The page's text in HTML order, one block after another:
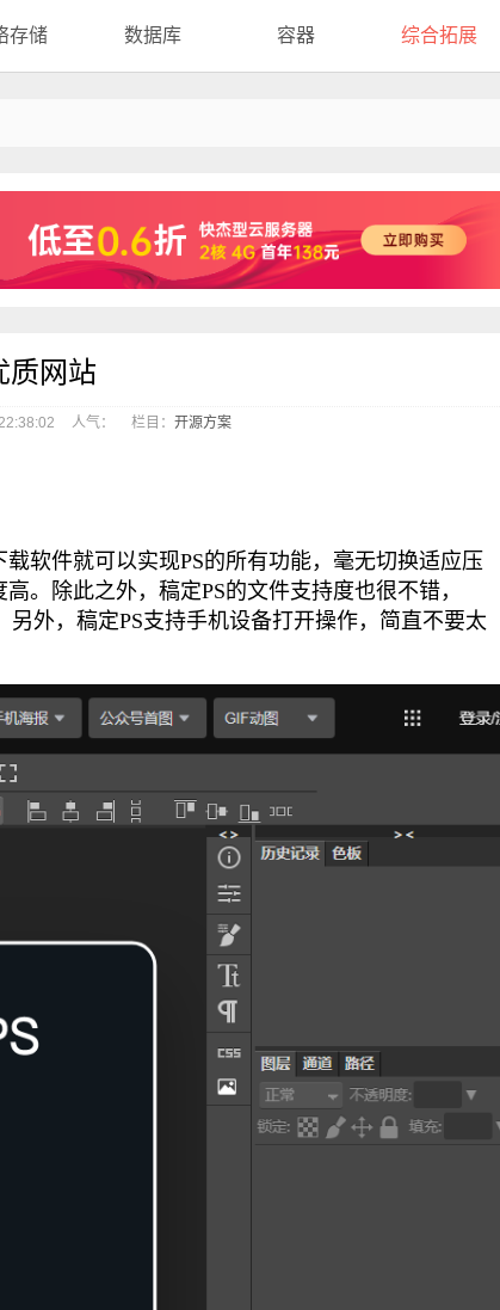
存储 数据库 容器 综合拓展
质网站
人气： 栏目： 开源方案
软件就可以实现PS的所有功能，毫无切换适应压
。除此之外，稿定PS的文件支持度也很不错，
外，稿定PS支持手机设备打开操作，简直不要太